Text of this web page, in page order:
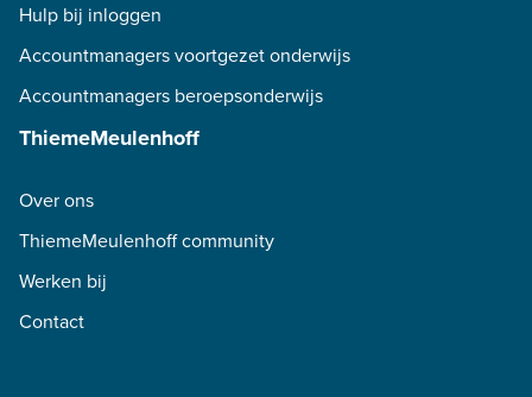
Hulp bij inloggen
Accountmanagers voortgezet onderwijs
Accountmanagers beroepsonderwijs
ThiemeMeulenhoff
Over ons
ThiemeMeulenhoff community
Werken bij
Contact